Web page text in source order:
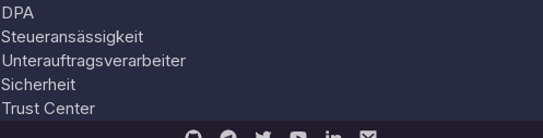
DPA
Steueransässigkeit
Unterauftragsverarbeiter
Sicherheit
Trust Center